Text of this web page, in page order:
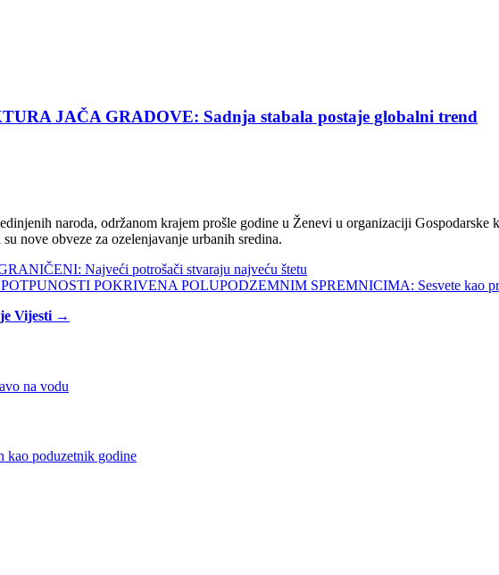
JAČA GRADOVE: Sadnja stabala postaje globalni trend
naroda, održanom krajem prošle godine u Ženevi u organizaciji
nove obveze za ozelenjavanje urbanih sredina.
Najveći potrošači stvaraju najveću štetu
POKRIVENA POLUPODZEMNIM SPREMNICIMA: Sesvete kao
Vijesti →
na vodu
kao poduzetnik godine